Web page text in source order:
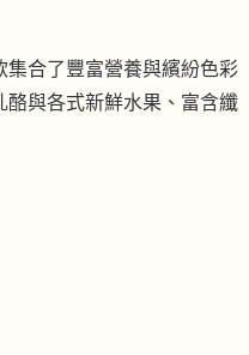
集合了豐富營養與繽紛色彩
酪與各式新鮮水果、富含纖